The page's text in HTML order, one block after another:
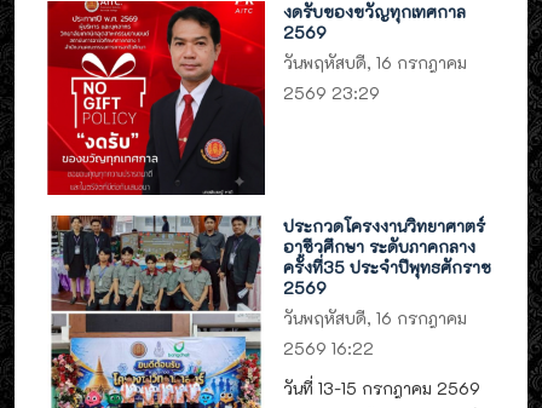
งดรับของขวัญทุกเทศกาล
2569
วันพฤหัสบดี, 16 กรกฎาคม
2569 23:29
ประกวดโครงงานวิทยาศาตร์
อาชีวศึกษา ระดับภาคกลาง
ครั้งที่35 ประจำปีพุทธศักราช
2569
วันพฤหัสบดี, 16 กรกฎาคม
2569 16:22
วันที่ 13-15 กรกฎาคม 2569